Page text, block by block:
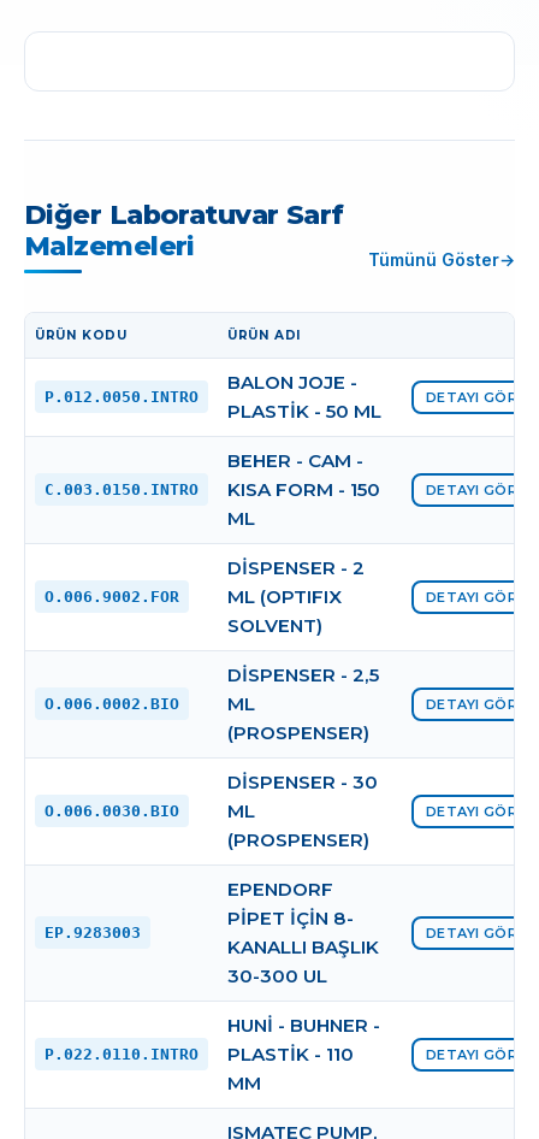
Diğer Laboratuvar Sarf
Malzemeleri
Tümünü Göster
ÜRÜN KODU ÜRÜN ADI
P.012.0050.INTRO
BALON JOJE -
PLASTİK - 50 ML
DETAYI
C.003.0150.INTRO
BEHER - CAM -
KISA FORM - 150
ML
DETAYI
O.006.9002.FOR
DİSPENSER - 2
ML (OPTIFIX
SOLVENT)
DETAYI
O.006.0002.BIO
DİSPENSER - 2,5
ML
(PROSPENSER)
DETAYI
O.006.0030.BIO
DİSPENSER - 30
ML
(PROSPENSER)
DETAYI
EP.9283003
EPENDORF
PİPET İÇİN 8-
KANALLI BAŞLIK
30-300 UL
DETAYI
P.022.0110.INTRO
HUNİ - BUHNER -
PLASTİK - 110
MM
DETAYI
ISMATEC PUMP,